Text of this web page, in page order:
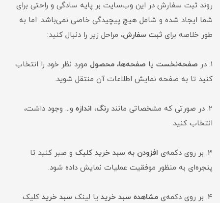
روند ثبت سفارش در این وب‌سایت بر پایه سادگی و راحتی برای
شما ایجاد شده و شامل هیچ پیچیدگی خاصی نمی‌باشد. اما به
طور خلاصه برای ثبت سفارش، مراحل زیر را دنبال کنید:
1. در صفحه‌نخست یا صفحه‌ها، محصول مورد نظر خود را انتخاب
کنید تا به صفحه نمایش اطلاعات آن منتقل شوید.
2. در صورتی که مشخصاتی مانند رنگ، اندازه و... وجود داشت،
انتخاب کنید.
3. بر روی دکمه‌ی افزودن به سبد خرید کلیک و صبر کنید تا
پنجره‌ای به منظور موفقیت عملیات نمایش داده شود.
4. بر روی دکمه‌ی مشاهده سبد خرید یا لینک سبد خرید کلیک